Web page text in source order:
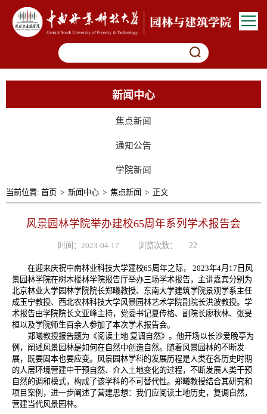
新闻中心
焦点新闻
通知公告
学院新闻
当前位置: 首页 > 新闻中心 > 焦点新闻 > 正文
风景园林学院举办建校65周年系列学术报告会
时间：2023-04-17 浏览次数： 22
在迎来庆祝中南林业科技大学建校65周年之际， 2023年4月 17 日风
景园林学院在树木楼林学院报告厅举办三场学术报告，主讲嘉宾分别为
北京林业大学园林学院院长郑曦教授、东南大学建筑学院景观学系主任
成玉宁教授、西北农林科技大学风景园林艺术学院副院长洪波教授。学
术报告由学院院长文亚峰主持，党委书记夏传格、副院长廖秋林、张旻
桓以及学院师生百余人参加了本次学术报告会。
郑曦教授报告题为《阅读土地 复调自然》。他开场以长沙爱晚亭为
例，阐述风景园林是如何在自然中创造自然。随着风景园林的不断发
展，既要固本也要应变。风景园林学科的发展历程是人类在各历史时期
的人居环境营建中干预自然、介入土地变化的过程，不断发展人类干预
自然的调和模式，构成了该学科的不可替代性。郑曦教授结合其研究和
项目案例，进一步阐述了营建思想：我们应阅读土地历史，复调自然，
营建当代风景园林。